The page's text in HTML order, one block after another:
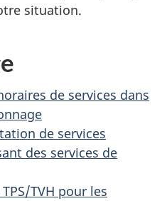
situation.
de services dans
de services
des services de
TVH pour les